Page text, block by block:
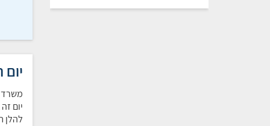
יום
משרד
יום
להלן